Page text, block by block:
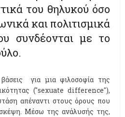
του θηλυκού όσο
και πολιτισμικά
συνδέονται με το
για μια φιλοσοφία της
(''sexuate difference''),
απέναντι στους όρους που
Μέσω της ανάλυσής της,